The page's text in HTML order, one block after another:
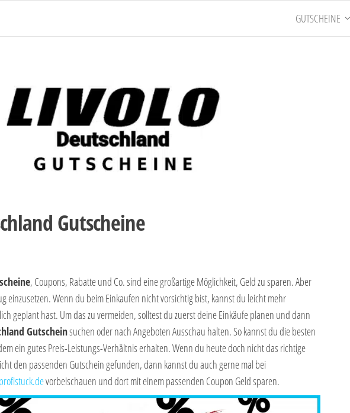
GUTSCHEINE
Gutscheine
, Coupons, Rabatte und Co. sind eine großartige Möglichkeit, Geld zu sparen. Aber
einzusetzen. Wenn du beim Einkaufen nicht vorsichtig bist, kannst du leicht mehr
geplant hast. Um das zu vermeiden, solltest du zuerst deine Einkäufe planen und dann
Gutscheinsuchen oder nach Angeboten Ausschau halten. So kannst du die besten
ein gutes Preis-Leistungs-Verhältnis erhalten. Wenn du heute doch nicht das richtige
den passenden Gutschein gefunden, dann kannst du auch gerne mal bei
profistuck.devorbeischauen und dort mit einem passenden Coupon Geld sparen.